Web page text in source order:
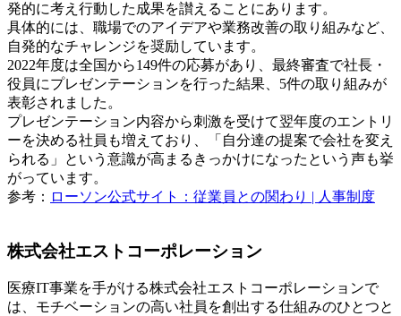
発的に考え行動した成果を讃えることにあります。
具体的には、職場でのアイデアや業務改善の取り組みなど、
自発的なチャレンジを奨励しています。
2022年度は全国から149件の応募があり、最終審査で社長・
役員にプレゼンテーションを行った結果、5件の取り組みが
表彰されました。
プレゼンテーション内容から刺激を受けて翌年度のエントリ
ーを決める社員も増えており、「自分達の提案で会社を変え
られる」という意識が高まるきっかけになったという声も挙
がっています。
参考： ローソン公式サイト：従業員との関わり | 人事制度
株式会社エストコーポレーション
医療IT事業を手がける株式会社エストコーポレーションで
は、モチベーションの高い社員を創出する仕組みのひとつと